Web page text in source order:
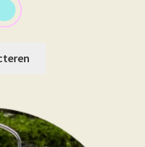
variaties.
Deze